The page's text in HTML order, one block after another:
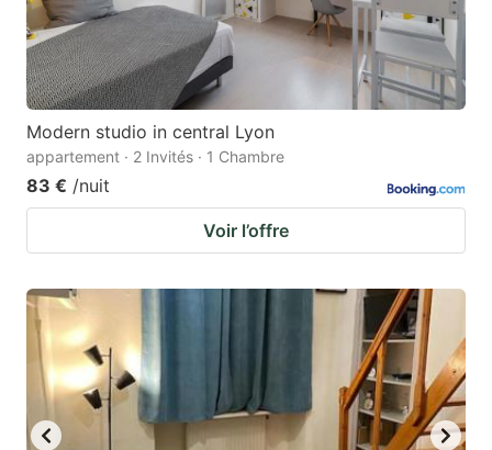
Modern studio in central Lyon
appartement · 2 Invités · 1 Chambre
83 € /nuit
Voir l’offre